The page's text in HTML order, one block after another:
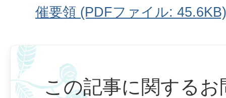
催要領 (PDFファイル: 45.6KB)
この記事に関するお